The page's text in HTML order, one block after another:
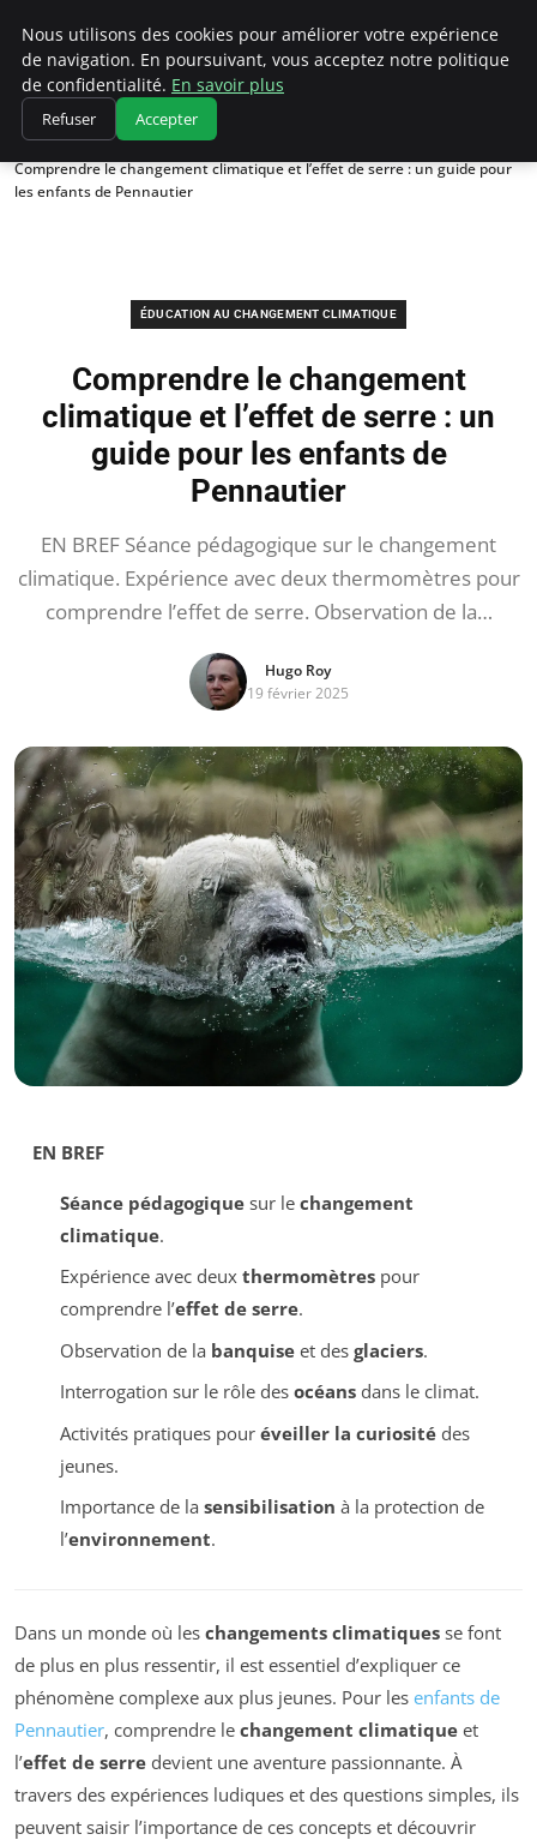
Climatedebtagents
Accueil
Éducation au changement climatique
Comprendre le changement climatique et l’effet de serre : un guide pour
les enfants de Pennautier
ÉDUCATION AU CHANGEMENT CLIMATIQUE
Comprendre le changement
climatique et l’effet de serre : un
guide pour les enfants de
Pennautier
EN BREF Séance pédagogique sur le changement
climatique. Expérience avec deux thermomètres pour
comprendre l’effet de serre. Observation de la…
Hugo Roy
19 février 2025
EN BREF
Séance pédagogiquesur le changement
climatique.
Expérience avec deux thermomètrespour
comprendre l’effet de serre.
Observation de la banquiseet des glaciers.
Interrogation sur le rôle des océansdans le climat.
Activités pratiques pour éveiller la curiositédes
jeunes.
Importance de la sensibilisation à la protection de
l’environnement.
Dans un monde où les changements climatiques se font
de plus en plus ressentir, il est essentiel d’expliquer ce
phénomène complexe aux plus jeunes. Pour les enfants de
Pennautier, comprendre le changement climatique et
l’effet de serre devient une aventure passionnante. À
travers des expériences ludiques et des questions simples, ils
peuvent saisir l’importance de ces concepts et découvrir
Nous utilisons des cookies pour améliorer votre expérience
de navigation. En poursuivant, vous acceptez notre politique
de confidentialité. En savoir plus
Refuser Accepter